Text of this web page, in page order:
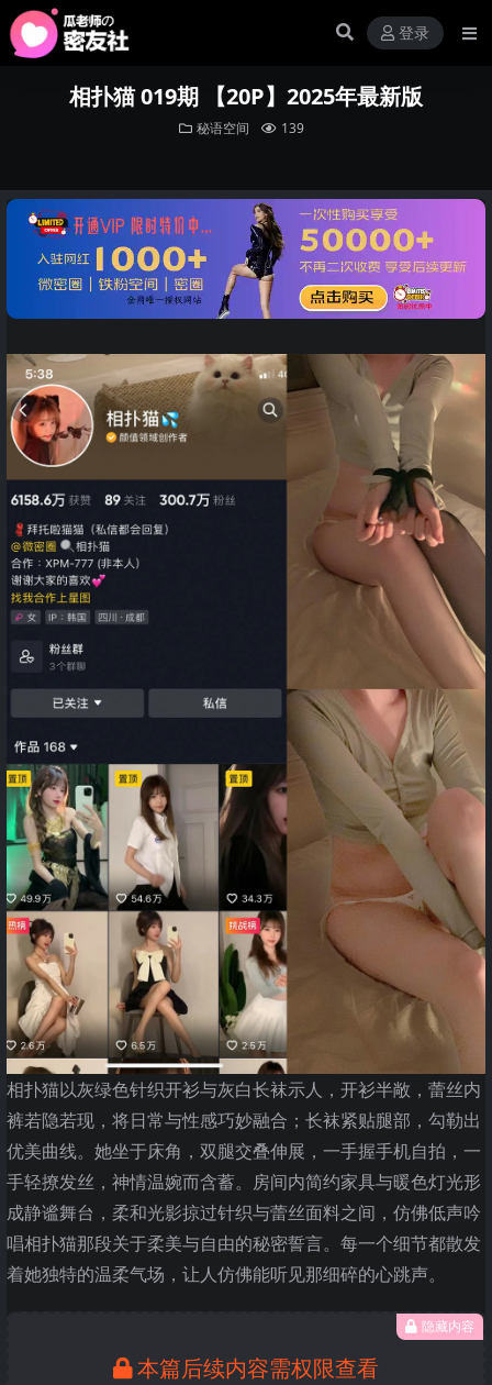
登录
相扑猫 019期 【20P】2025年最新版
秘语空间 139
相扑猫以灰绿色针织开衫与灰白长袜示人，开衫半敞，蕾丝内
裤若隐若现，将日常与性感巧妙融合；长袜紧贴腿部，勾勒出
优美曲线。她坐于床角，双腿交叠伸展，一手握手机自拍，一
手轻撩发丝，神情温婉而含蓄。房间内简约家具与暖色灯光形
成静谧舞台，柔和光影掠过针织与蕾丝面料之间，仿佛低声吟
唱相扑猫那段关于柔美与自由的秘密誓言。每一个细节都散发
着她独特的温柔气场，让人仿佛能听见那细碎的心跳声。
隐藏内容
本篇后续内容需权限查看